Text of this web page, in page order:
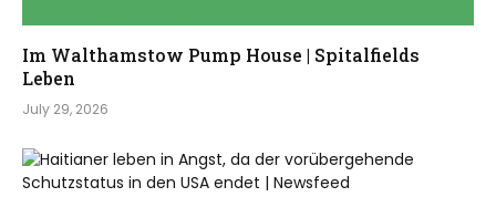
Im Walthamstow Pump House | Spitalfields
Leben
July 29, 2026